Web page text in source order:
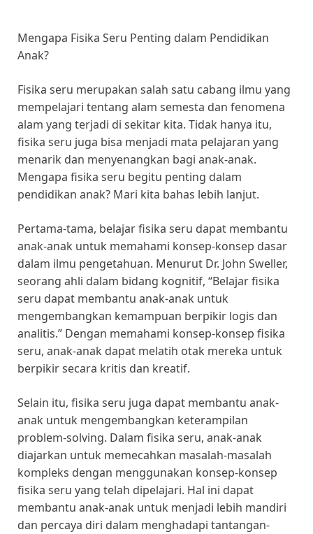
Mengapa Fisika Seru Penting dalam Pendidikan
Anak?
Fisika seru merupakan salah satu cabang ilmu yang
mempelajari tentang alam semesta dan fenomena
alam yang terjadi di sekitar kita. Tidak hanya itu,
fisika seru juga bisa menjadi mata pelajaran yang
menarik dan menyenangkan bagi anak-anak.
Mengapa fisika seru begitu penting dalam
pendidikan anak? Mari kita bahas lebih lanjut.
Pertama-tama, belajar fisika seru dapat membantu
anak-anak untuk memahami konsep-konsep dasar
dalam ilmu pengetahuan. Menurut Dr. John Sweller,
seorang ahli dalam bidang kognitif, “Belajar fisika
seru dapat membantu anak-anak untuk
mengembangkan kemampuan berpikir logis dan
analitis.” Dengan memahami konsep-konsep fisika
seru, anak-anak dapat melatih otak mereka untuk
berpikir secara kritis dan kreatif.
Selain itu, fisika seru juga dapat membantu anak-
anak untuk mengembangkan keterampilan
problem-solving. Dalam fisika seru, anak-anak
diajarkan untuk memecahkan masalah-masalah
kompleks dengan menggunakan konsep-konsep
fisika seru yang telah dipelajari. Hal ini dapat
membantu anak-anak untuk menjadi lebih mandiri
dan percaya diri dalam menghadapi tantangan-